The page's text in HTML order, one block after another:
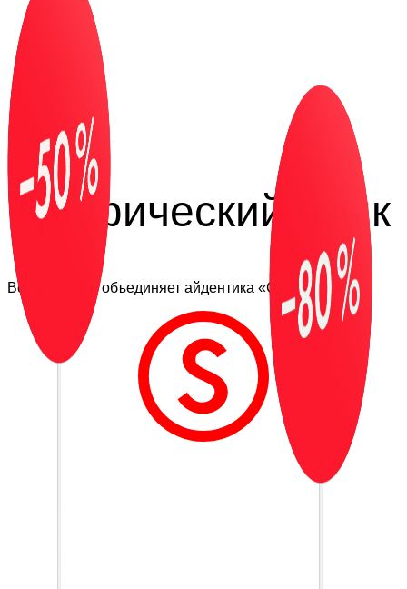
Графический язык
Все носители объединяет айдентика «Санлайта».